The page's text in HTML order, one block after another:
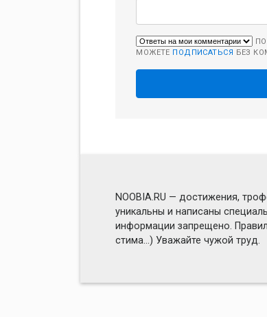
МОЖЕТЕ ПОДПИСАТЬСЯ БЕЗ
NOOBIA.RU — достижения,
уникальны и написаны
информации запрещено.
стима...) Уважайте чужой труд.